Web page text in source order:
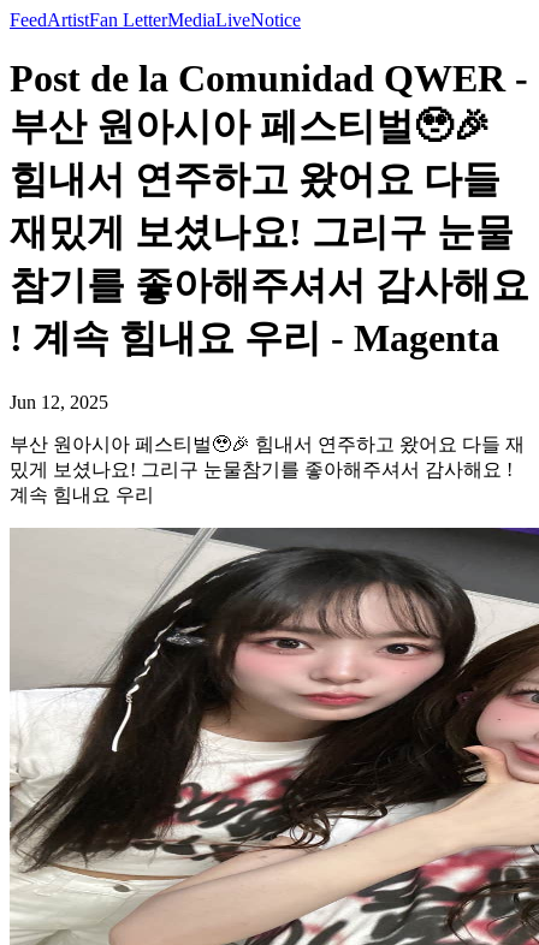
FeedArtistFan LetterMediaLiveNotice
Post de la Comunidad QWER -
부산 원아시아 페스티벌🥹🎉
힘내서 연주하고 왔어요 다들
재밌게 보셨나요! 그리구 눈물
참기를 좋아해주셔서 감사해요
! 계속 힘내요 우리 - Magenta
Jun 12, 2025
부산 원아시아 페스티벌🥹🎉 힘내서 연주하고 왔어요 다들 재
밌게 보셨나요! 그리구 눈물참기를 좋아해주셔서 감사해요 !
계속 힘내요 우리